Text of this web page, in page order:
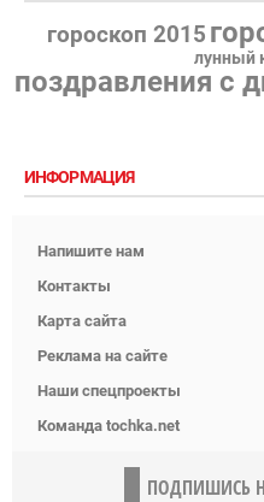
гороскоп 2015
лунный
поздравления с
ИНФОРМАЦИЯ
Напишите нам
Контакты
Карта сайта
Реклама на сайте
Наши спецпроекты
Команда tochka.net
ПОДПИШИСЬ